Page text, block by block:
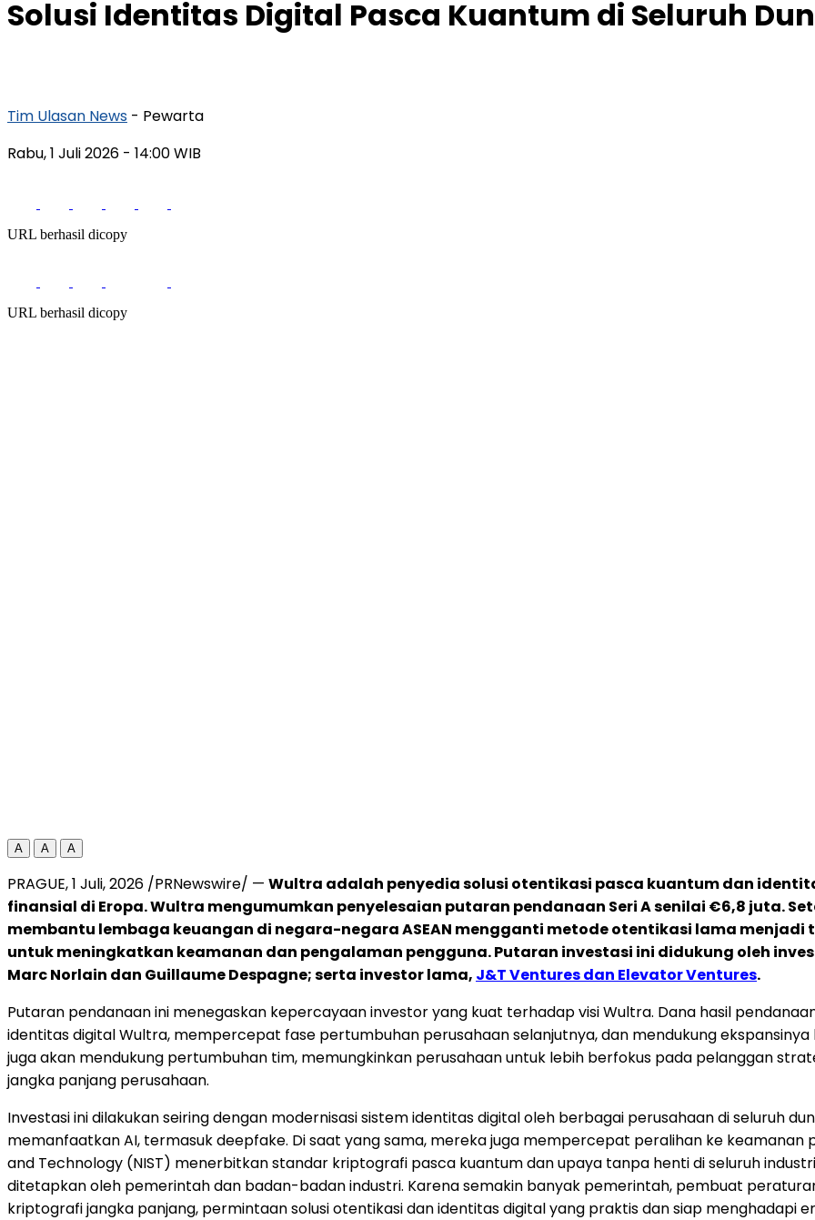
Solusi Identitas Digital Pasca Kuantum di Seluruh
Tim Ulasan News - Pewarta
Rabu, 1 Juli 2026 - 14:00 WIB
URL berhasil dicopy
URL berhasil dicopy
A A A
PRAGUE,1 Juli, 2026 /PRNewswire/ — Wultra adalah penyedia solusi otentikasi pasca kuantum dan
finansial di Eropa. Wultra mengumumkan penyelesaian putaran pendanaan Seri A senilai €6,8 juta.
membantu lembaga keuangan di negara-negara ASEAN mengganti metode otentikasi lama
untuk meningkatkan keamanan dan pengalaman pengguna. Putaran investasi ini didukung oleh
Marc Norlain dan Guillaume Despagne; serta investor lama, J&T Ventures dan Elevator Ventures.
Putaran pendanaan ini menegaskan kepercayaan investor yang kuat terhadap visi Wultra. Dana hasil
identitas digital Wultra, mempercepat fase pertumbuhan perusahaan selanjutnya, dan mendukung ekspansinya
juga akan mendukung pertumbuhan tim, memungkinkan perusahaan untuk lebih berfokus pada pelanggan
jangka panjang perusahaan.
Investasi ini dilakukan seiring dengan modernisasi sistem identitas digital oleh berbagai perusahaan di seluruh
memanfaatkan AI, termasuk deepfake. Di saat yang sama, mereka juga mempercepat peralihan ke
and Technology (NIST) menerbitkan standar kriptografi pasca kuantum dan upaya tanpa henti di seluruh
ditetapkan oleh pemerintah dan badan-badan industri. Karena semakin banyak pemerintah, pembuat
kriptografi jangka panjang, permintaan solusi otentikasi dan identitas digital yang praktis dan siap menghadapi